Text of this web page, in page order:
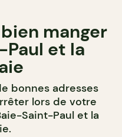
manger
et la
bonnes adresses
lors de votre
Saint-Paul et la